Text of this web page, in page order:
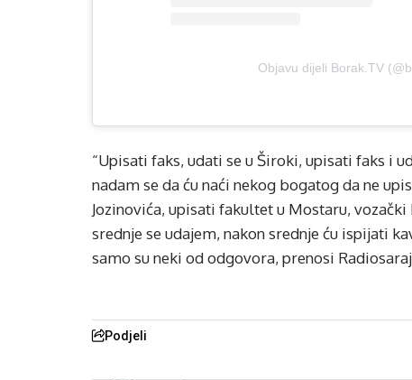
Objavu dijeli Borak.TV
“Upisati faks, udati se u Široki, upisati faks i
nadam se da ću naći nekog bogatog da ne
Jozinovića, upisati fakultet u Mostaru,
srednje se udajem, nakon srednje ću ispijati
samo su neki od odgovora, prenosi
Podjeli